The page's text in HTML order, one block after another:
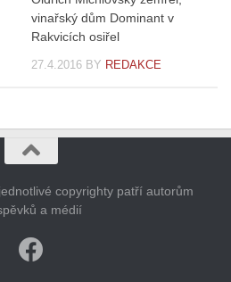
vinařský dům Dominant v
Rakvicích osiřel
27.4.2016 BY REDAKCE
copyrighty patří autorům
a médií